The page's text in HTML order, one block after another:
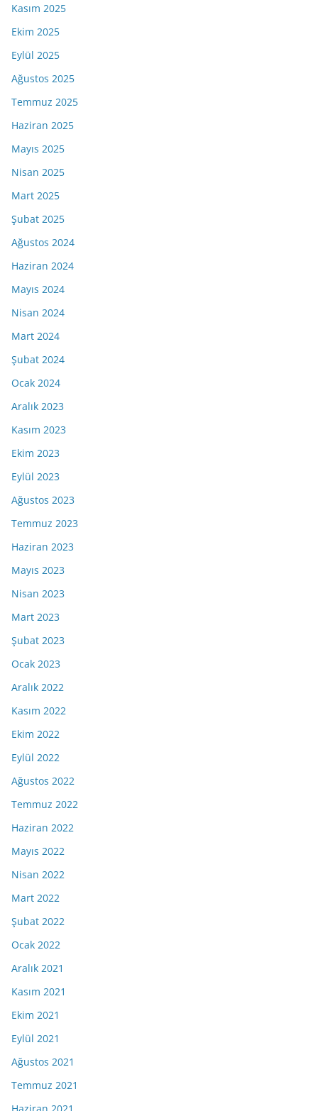
Kasım 2025
Ekim 2025
Eylül 2025
Ağustos 2025
Temmuz 2025
Haziran 2025
Mayıs 2025
Nisan 2025
Mart 2025
Şubat 2025
Ağustos 2024
Haziran 2024
Mayıs 2024
Nisan 2024
Mart 2024
Şubat 2024
Ocak 2024
Aralık 2023
Kasım 2023
Ekim 2023
Eylül 2023
Ağustos 2023
Temmuz 2023
Haziran 2023
Mayıs 2023
Nisan 2023
Mart 2023
Şubat 2023
Ocak 2023
Aralık 2022
Kasım 2022
Ekim 2022
Eylül 2022
Ağustos 2022
Temmuz 2022
Haziran 2022
Mayıs 2022
Nisan 2022
Mart 2022
Şubat 2022
Ocak 2022
Aralık 2021
Kasım 2021
Ekim 2021
Eylül 2021
Ağustos 2021
Temmuz 2021